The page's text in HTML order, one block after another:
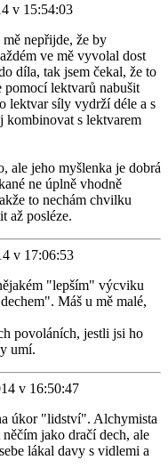
v 15:54:03
nepřijde, že by
ve mě vyvolal dost
díla, tak jsem čekal, že to
pomocí lektvarů nabušit
lektvar síly vydrží déle a s
kombinovat s lektvarem
ale jeho myšlenka je dobrá
ne úplně vhodně
to nechám chvilku
až posléze.
v 17:06:53
"lepším" výcviku
Máš u mě malé,
povoláních, jestli jsi ho
umí.
v 16:50:47
úkor "lidství". Alchymista
jako dračí dech, ale
lákal davy s vidlemi a